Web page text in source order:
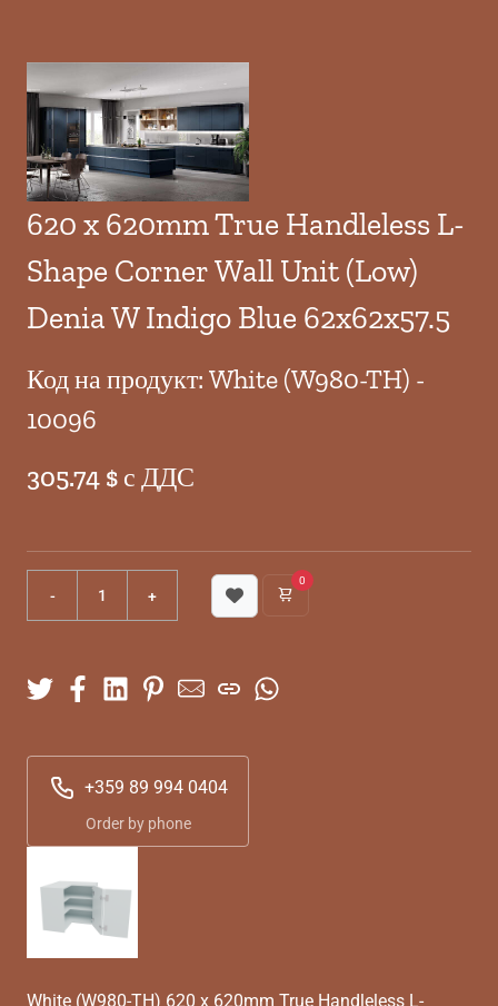
620 x 620mm True Handleless L-
Shape Corner Wall Unit (Low)
Denia W Indigo Blue 62x62x57.5
Код на продукт: White (W980-TH) -
10096
305.74 $ с ДДС
0
+359 89 994 0404
Order by phone
White (W980-TH) 620 x 620mm True Handleless L-